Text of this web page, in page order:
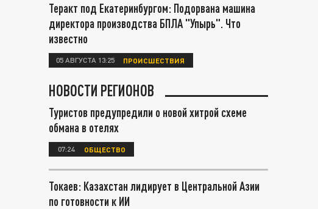
Теракт под Екатеринбургом: Подорвана машина
директора производства БПЛА "Упырь". Что
известно
05 АВГУСТА 13:25 ПРОИСШЕСТВИЯ
НОВОСТИ РЕГИОНОВ
Туристов предупредили о новой хитрой схеме
обмана в отелях
07:24 ОБЩЕСТВО
Токаев: Казахстан лидирует в Центральной Азии
по готовности к ИИ